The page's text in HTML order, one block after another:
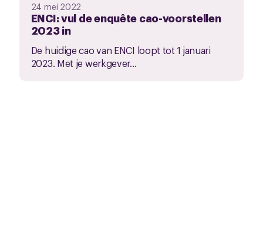
24 mei 2022
ENCI: vul de enquête cao-voorstellen
2023 in
De huidige cao van ENCI loopt tot 1 januari
2023. Met je werkgever...